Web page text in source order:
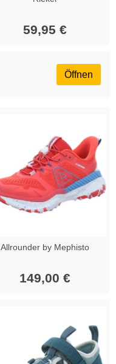
59,95 €
Öffnen
Allrounder by Mephisto
149,00 €